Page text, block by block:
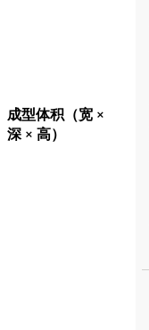
成型体积（宽 ×
深 × 高）